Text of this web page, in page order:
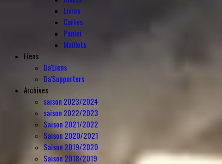
Livres
Cartes
Panini
Maillots
Liens
Da'Liens
Da'Supporters
Archives
saison 2023/2024
saison 2022/2023
Saison 2021/2022
Saison 2020/2021
Saison 2019/2020
Saison 2018/2019